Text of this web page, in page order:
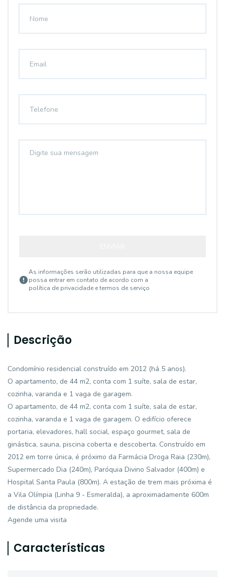
As informações serão utilizadas para que a nossa equipe
possa entrar em contato de acordo com a
política de privacidade e termos de serviço
Descrição
Condomínio residencial construído em 2012 (há 5 anos).
O apartamento, de 44 m2, conta com 1 suíte, sala de estar,
cozinha, varanda e 1 vaga de garagem.
O apartamento, de 44 m2, conta com 1 suíte, sala de estar,
cozinha, varanda e 1 vaga de garagem. O edifício oferece
portaria, elevadores, hall social, espaço gourmet, sala de
ginástica, sauna, piscina coberta e descoberta. Construído em
2012 em torre única, é próximo da Farmácia Droga Raia (230m),
Supermercado Dia (240m), Paróquia Divino Salvador (400m) e
Hospital Santa Paula (800m). A estação de trem mais próxima é
a Vila Olímpia (Linha 9 - Esmeralda), a aproximadamente 600m
de distância da propriedade.
Agende uma visita
Características